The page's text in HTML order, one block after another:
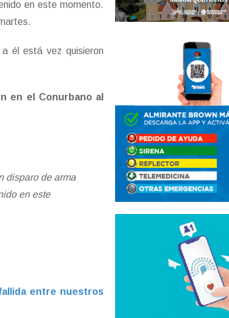
en este momento.
él está vez quisieron
en el Conurbano al
disparo de arma
en este
entre nuestros